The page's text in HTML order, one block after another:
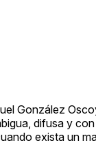
González
difusa y
exista un